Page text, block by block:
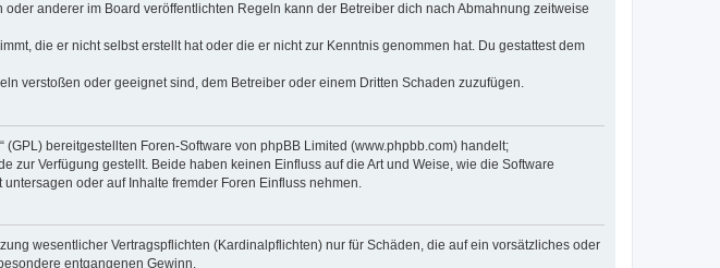
anderer im Board veröffentlichten Regeln kann der Betreiber dich nach Abmahnung zeitweise
die er nicht selbst erstellt hat oder die er nicht zur Kenntnis genommen hat. Du gestattest dem
verstoßen oder geeignet sind, dem Betreiber oder einem Dritten Schaden zuzufügen.
“ (GPL) bereitgestellten Foren-Software von phpBB Limited (www.phpbb.com) handelt;
Verfügung gestellt. Beide haben keinen Einfluss auf die Art und Weise, wie die Software
oder auf Inhalte fremder Foren Einfluss nehmen.
wesentlicher Vertragspflichten (Kardinalpflichten) nur für Schäden, die auf ein vorsätzliches oder
entgangenen Gewinn.